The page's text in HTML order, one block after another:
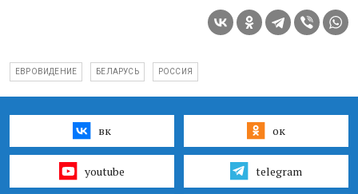
ЕВРОВИДЕНИЕ БЕЛАРУСЬ РОССИЯ
вк ок
youtube telegram